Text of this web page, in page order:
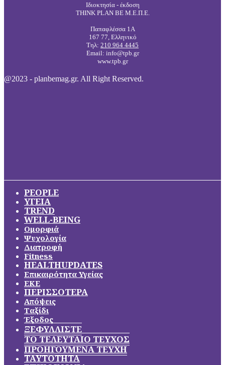
Ιδιοκτησία - έκδοση
THINK PLAN BE Μ.Ε.Π.Ε.
Παπαφλέσσα 1Α
167 77, Ελληνικό
Τηλ: 210 964 4445
Email: info@tpb.gr
www.tpb.gr
@2023 - planbemag.gr. All Right Reserved.
PEOPLE
ΥΓΕΙΑ
TREND
WELL-BEING
Ομορφιά
Ψυχολογία
Διατροφή
Fitness
HEALTHUPDATES
Επικαιρότητα Υγείας
ΕΚΕ
ΠΕΡΙΣΣΟΤΕΡΑ
Απόψεις
Ταξίδι
Έξοδος
ΞΕΦΥΛΛΙΣΤΕ
ΤΟ ΤΕΛΕΥΤΑΙΟ ΤΕΥΧΟΣ
ΠΡΟΗΓΟΥΜΕΝΑ ΤΕΥΧΗ
ΤΑΥΤΟΤΗΤΑ